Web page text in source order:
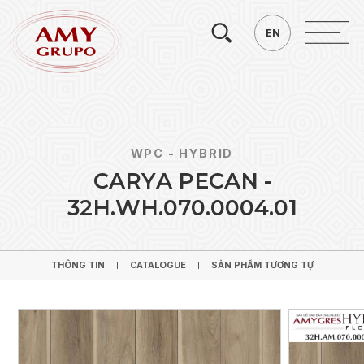
EN
WPC - HYBRID
CARYA PECAN -
32H.WH.070.0004.01
THÔNG TIN CATALOGUE SẢN PHẨM TƯƠNG TỰ
Tìm